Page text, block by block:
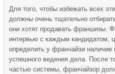
Для того, чтобы избежать всех
должны очень тщательно
они хотят продавать франшизы.
интервью с каждым кандидатом,
определить у франчайзи
успешного ведения дела. После
частью системы, франчайзор